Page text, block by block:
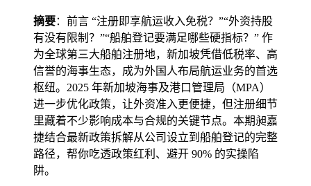
摘要：前言 “注册即享航运收入免税？”“外资持股
有没有限制？”“船舶登记要满足哪些硬指标？” 作
为全球第三大船舶注册地，新加坡凭借低税率、高
信誉的海事生态，成为外国人布局航运业务的首选
枢纽。2025 年新加坡海事及港口管理局（MPA）
进一步优化政策，让外资准入更便捷，但注册细节
里藏着不少影响成本与合规的关键节点。本期昶嘉
捷结合最新政策拆解从公司设立到船舶登记的完整
路径，帮你吃透政策红利、避开 90% 的实操陷
阱。